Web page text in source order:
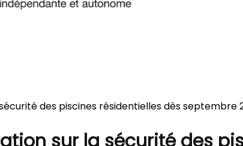
des piscines résidentielles dès septembre